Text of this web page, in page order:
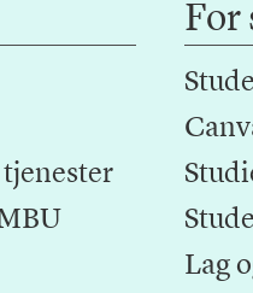
For
Lag